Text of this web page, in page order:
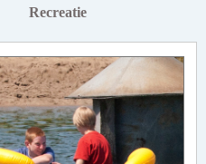
Recreatie